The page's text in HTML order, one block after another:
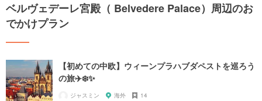
ベルヴェデーレ宮殿（ Belvedere Palace）周辺のお
でかけプラン
【初めての中欧】ウィーンプラハブダペストを巡ろう
の旅✈️❄️✨
ジャスミン 海外 14